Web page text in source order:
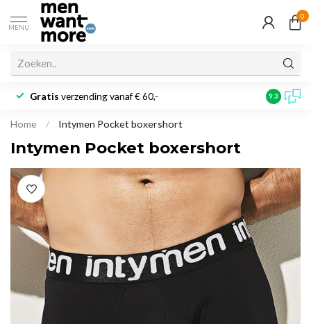
MENU
0
Gratis verzending vanaf € 60,- 9.3
Home / Intymen Pocket boxershort
Intymen Pocket boxershort